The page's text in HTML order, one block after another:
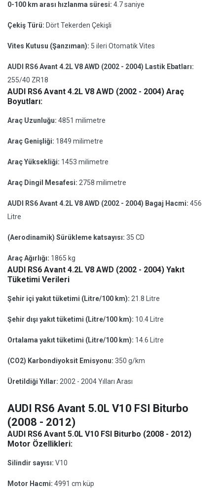
0-100 km arası hızlanma süresi: 4.7 saniye
Çekiş Türü: Dört Tekerden Çekişli
Vites Kutusu (Şanzıman): 5 ileri Otomatik Vites
AUDI RS6 Avant 4.2L V8 AWD (2002 - 2004) Lastik Ebatları:
255/40 ZR18
AUDI RS6 Avant 4.2L V8 AWD (2002 - 2004) Araç
Boyutları:
Araç Uzunluğu: 4851 milimetre
Araç Genişliği: 1849 milimetre
Araç Yüksekliği: 1453 milimetre
Araç Dingil Mesafesi: 2758 milimetre
AUDI RS6 Avant 4.2L V8 AWD (2002 - 2004) Bagaj Hacmi: 456
Litre
(Aerodinamik) Sürükleme katsayısı: 35 CD
Araç Ağırlığı: 1865 kg
AUDI RS6 Avant 4.2L V8 AWD (2002 - 2004) Yakıt
Tüketimi Verileri
Şehir içi yakıt tüketimi (Litre/100 km): 21.8 Litre
Şehir dışı yakıt tüketimi (Litre/100 km): 10.4 Litre
Ortalama yakıt tüketimi (Litre/100 km): 14.6 Litre
(CO2) Karbondiyoksit Emisyonu: 350 g/km
Üretildiği Yıllar: 2002 - 2004 Yılları Arası
AUDI RS6 Avant 5.0L V10 FSI Biturbo
(2008 - 2012)
AUDI RS6 Avant 5.0L V10 FSI Biturbo (2008 - 2012)
Motor Özellikleri:
Silindir sayısı: V10
Motor Hacmi: 4991 cm küp